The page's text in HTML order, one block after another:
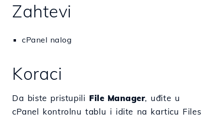
Zahtevi
cPanel nalog
Koraci
Da biste pristupili File Manager, uđite u
cPanel kontrolnu tablu i idite na karticu Files